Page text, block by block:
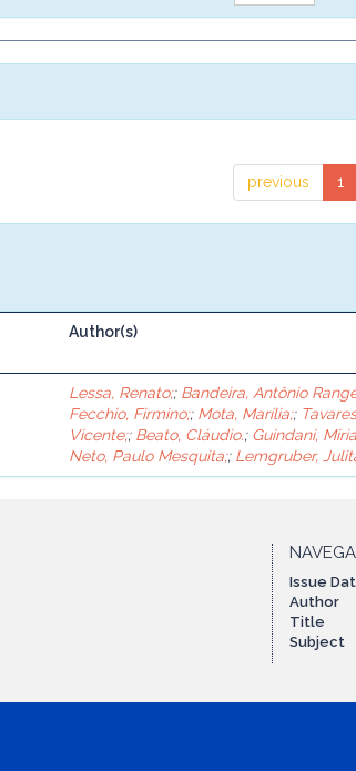
previous 1
Author(s)
Lessa, Renato;; Bandeira, Antônio
Fecchio, Firmino;; Mota, Marília;;
Vicente;; Beato, Cláudio.; Guindani,
Neto, Paulo Mesquita;; Lemgruber,
Issue
Author
Title
Subject